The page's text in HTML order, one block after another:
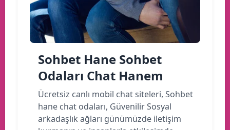
Sohbet Hane Sohbet
Odaları Chat Hanem
Ücretsiz canlı mobil chat siteleri, Sohbet
hane chat odaları, Güvenilir Sosyal
arkadaşlık ağları günümüzde iletişim